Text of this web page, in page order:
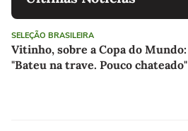
SELEÇÃO BRASILEIRA
Vitinho, sobre a Copa do Mundo:
"Bateu na trave. Pouco chateado"